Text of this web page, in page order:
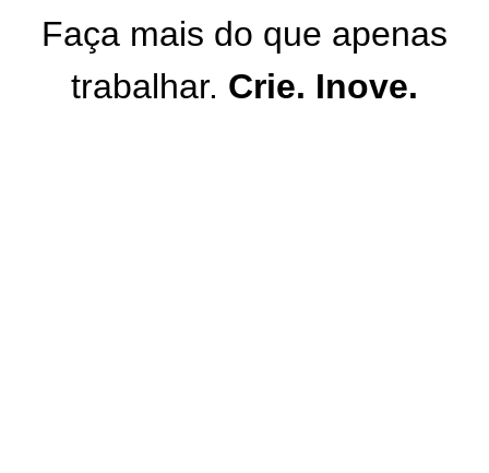
Faça mais do que apenas
trabalhar. Crie. Inove.